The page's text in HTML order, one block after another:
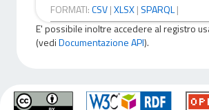
FORMATI:CSV|XLSX| SPARQL|
E' possibile inoltre accedere al registro
(vediDocumentazione API).